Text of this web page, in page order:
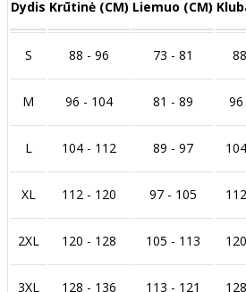
Dydis Krūtinė (CM) Liemuo (CM)
S 88 - 96 73 - 81
M 96 - 104 81 - 89
L 104 - 112 89 - 97
XL 112 - 120 97 - 105
2XL 120 - 128 105 - 113
3XL 128 - 136 113 - 121